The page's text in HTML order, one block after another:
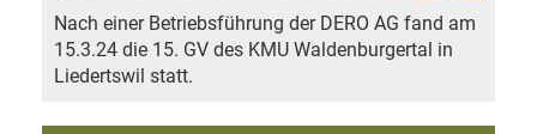
Nach einer Betriebsführung der DERO AG fand am
15.3.24 die 15. GV des KMU Waldenburgertal in
Liedertswil statt.